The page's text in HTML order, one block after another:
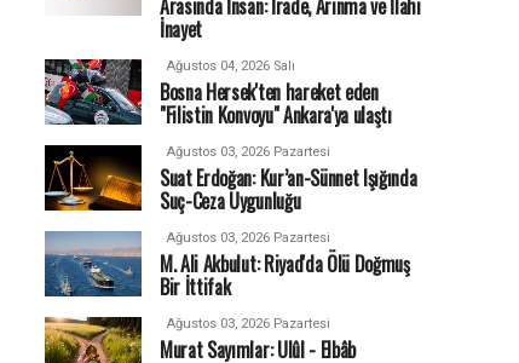
Arasında İnsan: İrade, Arınma ve İlahi
İnayet
Ağustos 04, 2026 Salı
Bosna Hersek'ten hareket eden
"Filistin Konvoyu" Ankara'ya ulaştı
Ağustos 03, 2026 Pazartesi
Suat Erdoğan: Kur’an-Sünnet Işığında
Suç-Ceza Uygunluğu
Ağustos 03, 2026 Pazartesi
M. Ali Akbulut: Riyad'da Ölü Doğmuş
Bir İttifak
Ağustos 03, 2026 Pazartesi
Murat Sayımlar: Ulûl - Elbâb